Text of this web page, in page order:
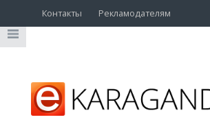
Контакты Рекламодателям